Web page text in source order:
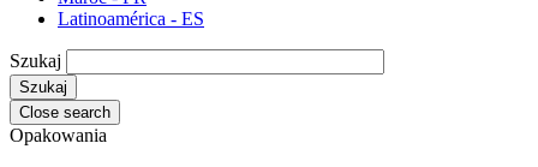
Latinoamérica - ES
Szukaj
Close search
Opakowania